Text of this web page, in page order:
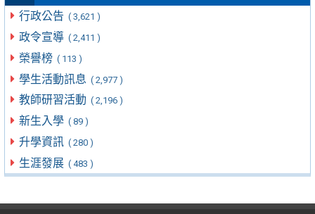
行政公告 ( 3,621 )
政令宣導 ( 2,411 )
榮譽榜 ( 113 )
學生活動訊息 ( 2,977 )
教師研習活動 ( 2,196 )
新生入學 ( 89 )
升學資訊 ( 280 )
生涯發展 ( 483 )